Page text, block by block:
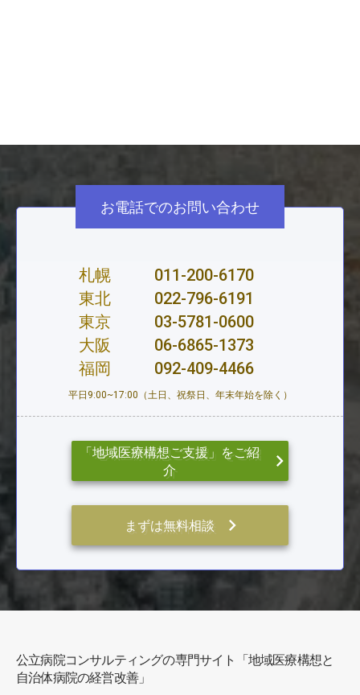
お電話でのお問い合わせ
札幌
011-200-6170
東北
022-796-6191
東京
03-5781-0600
大阪
06-6865-1373
福岡
092-409-4466
平日9:00~17:00（土日、祝祭日、年末年始を除く）
「地域医療構想ご支援」をご紹
介
keyboard_arrow_right
まずは無料相談 keyboard_arrow_right
公立病院コンサルティングの専門サイト「地域医療構想と
自治体病院の経営改善」